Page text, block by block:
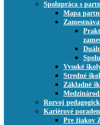
Spolupráca s
Mapa
Vysoké
Stredné
Základné
Rozvoj
Kariérové
Pre žiakov